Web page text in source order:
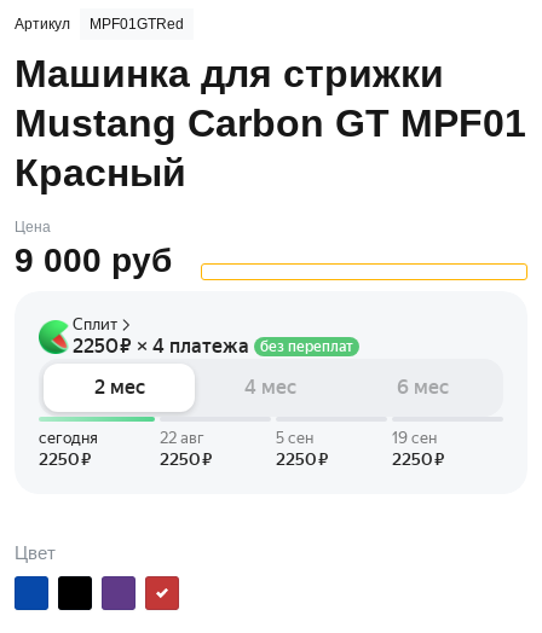
Артикул MPF01GTRed
Машинка для стрижки
Mustang Carbon GT MPF01
Красный
Цена
9 000 руб
Цвет